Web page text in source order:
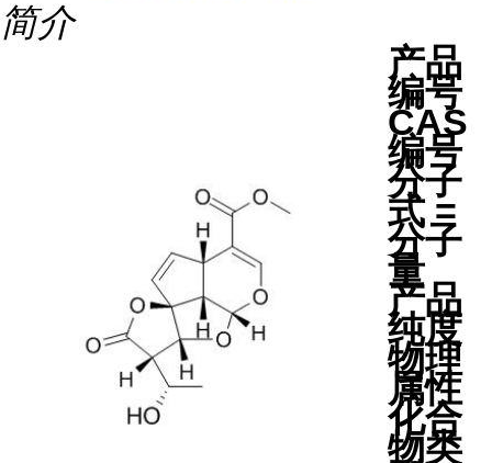
简介
产品
编号
CAS
编号
分子
式 =
分子
量
产品
纯度
物理
属性
化合
物类